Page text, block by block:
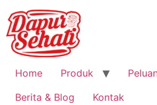
Home Produk
Berita & Blog
Kontak